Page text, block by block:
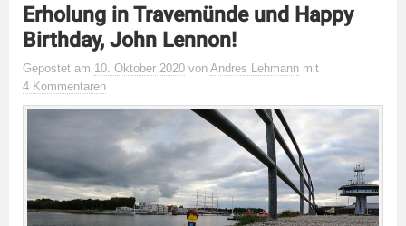
Erholung in Travemünde und Happy
Birthday, John Lennon!
Gepostet am 10. Oktober 2020 von Andres Lehmann mit
4 Kommentaren